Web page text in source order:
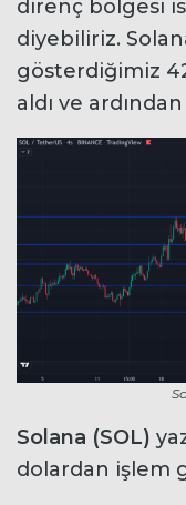
direnç bölgesi
diyebiliriz.
gösterdiğimiz
aldı ve
Solana (SOL)
dolardan işlem